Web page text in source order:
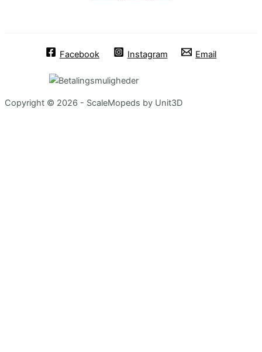
Facebook Instagram Email
Copyright © 2026 - ScaleMopeds by Unit3D